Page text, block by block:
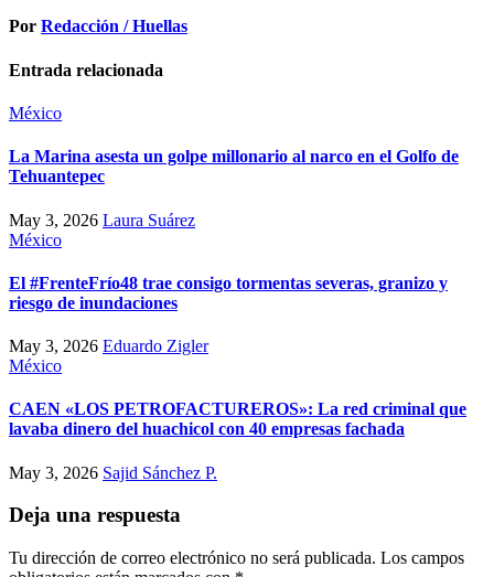
Por Redacción / Huellas
Entrada relacionada
México
La Marina asesta un golpe millonario al narco en el Golfo de
Tehuantepec
May 3, 2026 Laura Suárez
México
El #FrenteFrío48 trae consigo tormentas severas, granizo y
riesgo de inundaciones
May 3, 2026 Eduardo Zigler
México
CAEN «LOS PETROFACTUREROS»: La red criminal que
lavaba dinero del huachicol con 40 empresas fachada
May 3, 2026 Sajid Sánchez P.
Deja una respuesta
Tu dirección de correo electrónico no será publicada. Los campos